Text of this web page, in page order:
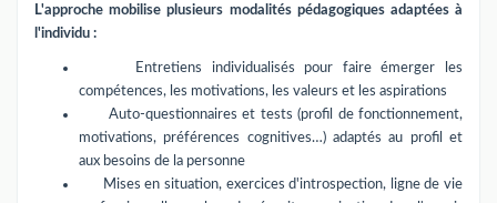
L'approche mobilise plusieurs modalités pédagogiques adaptées à
l'individu :
Entretiens individualisés pour faire émerger les
compétences, les motivations, les valeurs et les aspirations
Auto-questionnaires et tests (profil de fonctionnement,
motivations, préférences cognitives…) adaptés au profil et
aux besoins de la personne
Mises en situation, exercices d'introspection, ligne de vie